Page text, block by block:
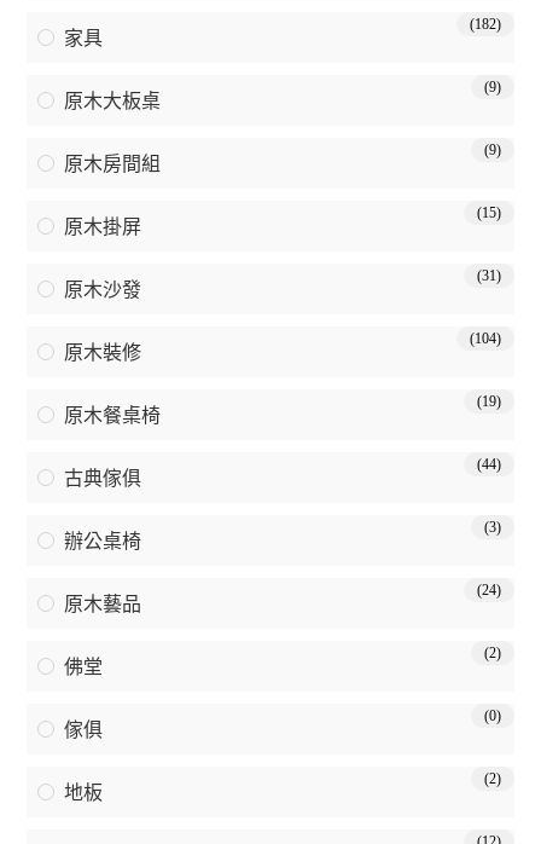
家具
(182)
原木大板桌
(9)
原木房間組
(9)
原木掛屏
(15)
原木沙發
(31)
原木裝修
(104)
原木餐桌椅
(19)
古典傢俱
(44)
辦公桌椅
(3)
原木藝品
(24)
佛堂
(2)
傢俱
(0)
地板
(2)